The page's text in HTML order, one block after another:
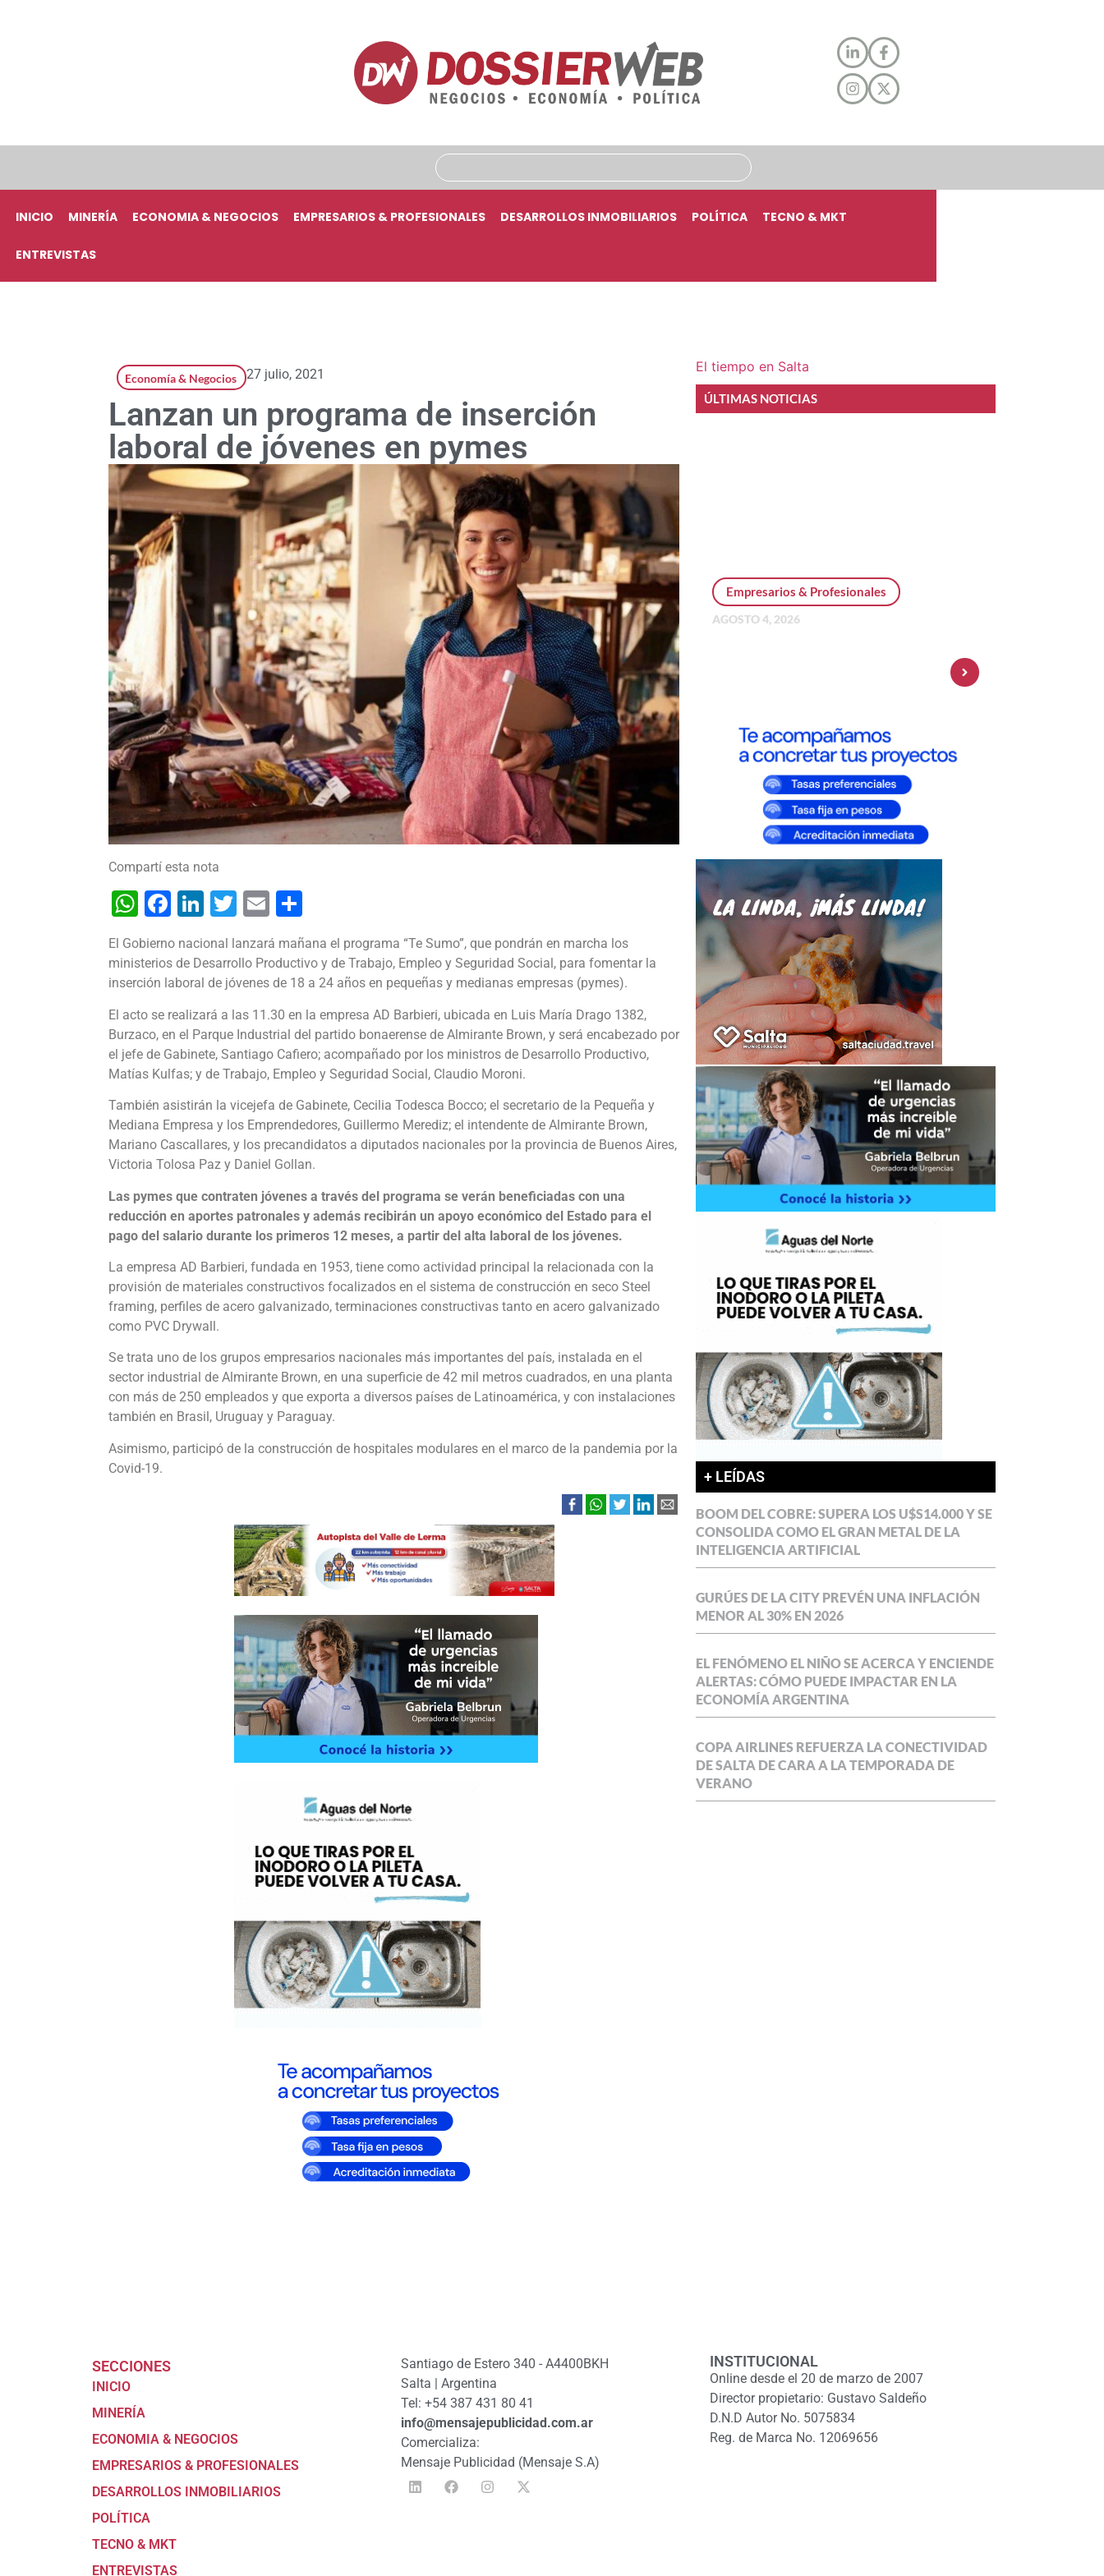
INICIO MINERÍA ECONOMIA & NEGOCIOS EMPRESARIOS & PROFESIONALES DESARROLLOS INMOBILIARIOS POLÍTICA TECNO & MKT
ENTREVISTAS
Economía & Negocios 27 julio, 2021
Lanzan un programa de inserción
laboral de jóvenes en pymes
Compartí esta nota
WhatsApp
Facebook
LinkedIn
TwitterEmail
El Gobierno nacional lanzará mañana el programa “Te Sumo”, que pondrán en marcha los
ministerios de Desarrollo Productivo y de Trabajo, Empleo y Seguridad Social, para fomentar la
inserción laboral de jóvenes de 18 a 24 años en pequeñas y medianas empresas (pymes).
El acto se realizará a las 11.30 en la empresa AD Barbieri, ubicada en Luis María Drago 1382,
Burzaco, en el Parque Industrial del partido bonaerense de Almirante Brown, y será encabezado por
el jefe de Gabinete, Santiago Cafiero; acompañado por los ministros de Desarrollo Productivo,
Matías Kulfas; y de Trabajo, Empleo y Seguridad Social, Claudio Moroni.
También asistirán la vicejefa de Gabinete, Cecilia Todesca Bocco; el secretario de la Pequeña y
Mediana Empresa y los Emprendedores, Guillermo Merediz; el intendente de Almirante Brown,
Mariano Cascallares, y los precandidatos a diputados nacionales por la provincia de Buenos Aires,
Victoria Tolosa Paz y Daniel Gollan.
Las pymes que contraten jóvenes a través del programa se verán beneficiadas con una
reducción en aportes patronales y además recibirán un apoyo económico del Estado para el
pago del salario durante los primeros 12 meses, a partir del alta laboral de los jóvenes.
La empresa AD Barbieri, fundada en 1953, tiene como actividad principal la relacionada con la
provisión de materiales constructivos focalizados en el sistema de construcción en seco Steel
framing, perfiles de acero galvanizado, terminaciones constructivas tanto en acero galvanizado
como PVC Drywall.
Se trata uno de los grupos empresarios nacionales más importantes del país, instalada en el
sector industrial de Almirante Brown, en una superficie de 42 mil metros cuadrados, en una planta
con más de 250 empleados y que exporta a diversos países de Latinoamérica, y con instalaciones
también en Brasil, Uruguay y Paraguay.
Asimismo, participó de la construcción de hospitales modulares en el marco de la pandemia por la
Covid-19.
El tiempo en Salta
ÚLTIMAS NOTICIAS
Empresarios & Profesionales
AGOSTO 4, 2026
+ LEÍDAS
BOOM DEL COBRE: SUPERA LOS U$S14.000 Y SE
CONSOLIDA COMO EL GRAN METAL DE LA
INTELIGENCIA ARTIFICIAL
GURÚES DE LA CITY PREVÉN UNA INFLACIÓN
MENOR AL 30% EN 2026
EL FENÓMENO EL NIÑO SE ACERCA Y ENCIENDE
ALERTAS: CÓMO PUEDE IMPACTAR EN LA
ECONOMÍA ARGENTINA
COPA AIRLINES REFUERZA LA CONECTIVIDAD
DE SALTA DE CARA A LA TEMPORADA DE
VERANO
SECCIONES
INICIO
MINERÍA
ECONOMIA & NEGOCIOS
EMPRESARIOS & PROFESIONALES
DESARROLLOS INMOBILIARIOS
POLÍTICA
TECNO & MKT
ENTREVISTAS
Santiago de Estero 340 - A4400BKH
Salta | Argentina
Tel: +54 387 431 80 41
info@mensajepublicidad.com.ar
Comercializa:
Mensaje Publicidad (Mensaje S.A)
INSTITUCIONAL
Online desde el 20 de marzo de 2007
Director propietario: Gustavo Saldeño
D.N.D Autor No. 5075834
Reg. de Marca No. 12069656